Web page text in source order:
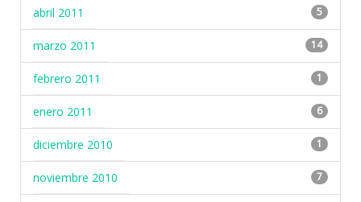
abril 2011 5
marzo 2011 14
febrero 2011 1
enero 2011 6
diciembre 2010 1
noviembre 2010 7